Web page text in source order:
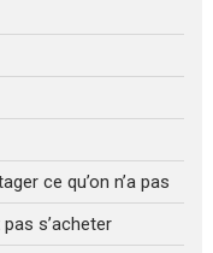
ce qu’on n’a pas
s’acheter